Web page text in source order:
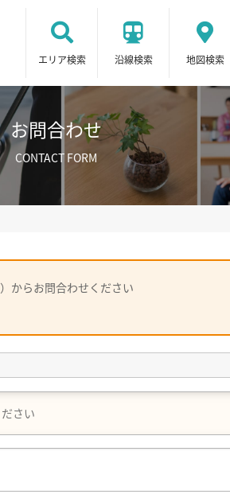
エリア検索 沿線検索 地図検索
お問合わせ
CONTACT FORM
）からお問合わせください